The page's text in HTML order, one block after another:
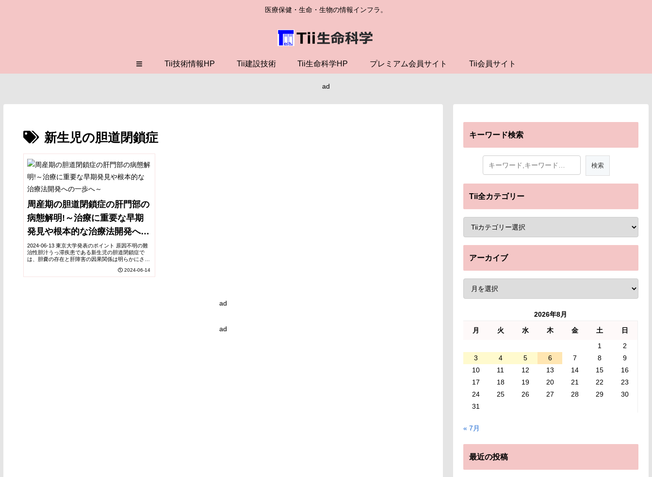
医療保健・生命・生物の情報インフラ。
≡ Tii技術情報HP Tii建設技術 Tii生命科学HP プレミアム会員サイト Tii会員サイト
ad
新生児の胆道閉鎖症
周産期の胆道閉鎖症の肝門部の
病態解明!～治療に重要な早期
発見や根本的な治療法開発への
一歩へ～
2024-06-13 東京大学発表のポイント 原因不明の難
治性胆汁うっ滞疾患である新生児の胆道閉鎖症で
は、胆嚢の存在と肝障害の因果関係は明らかにされ
を介して肝内胆管へ波及するという周産期の肝門
2024-06-14
ad
ad
キーワード検索
Tii全カテゴリー
アーカイブ
2026年8月
月 火 水 木 金 土
日
1
2
3
4 5 6 7 8
9
10
11 12 13 14 15
16
17
18 19 20 21 22
23
24
25 26 27 28 29
30
31
« 7月
最近の投稿